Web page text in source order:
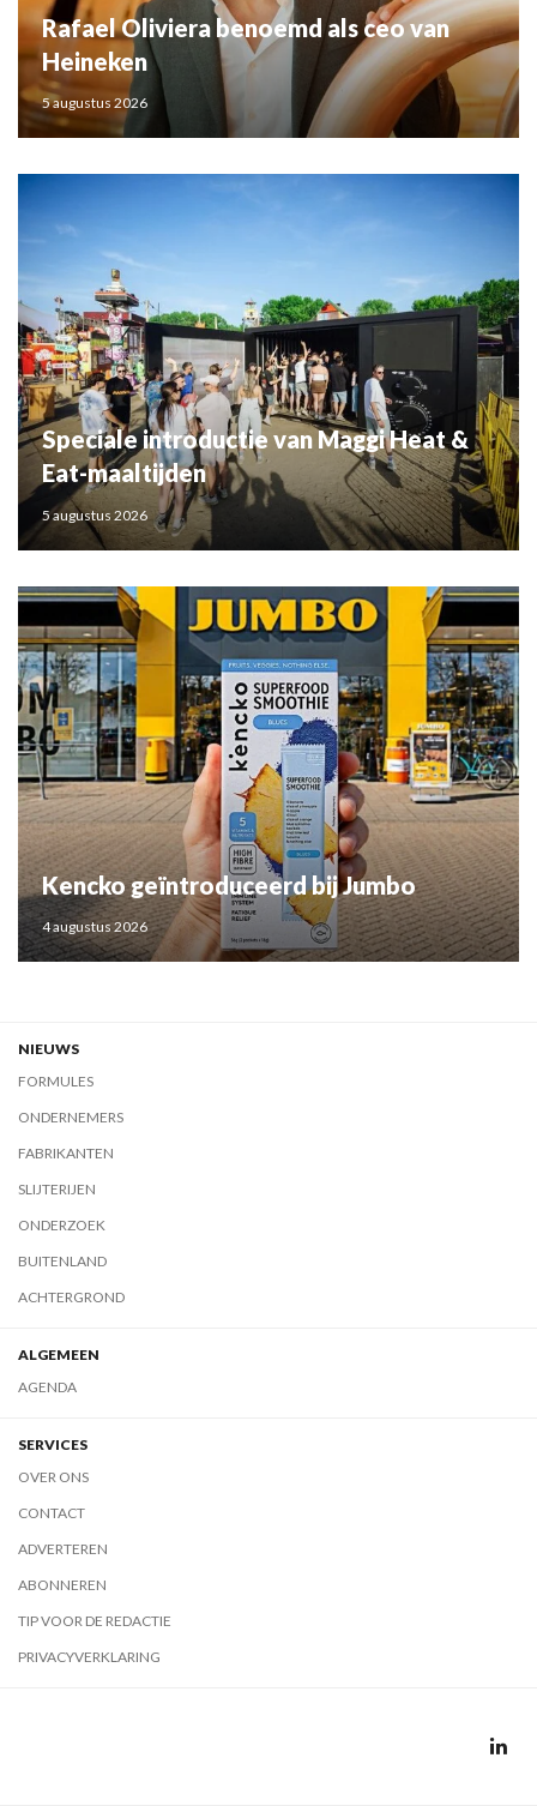
Rafael Oliviera benoemd als ceo van
Heineken
5 augustus 2026
Speciale introductie van Maggi Heat &
Eat-maaltijden
5 augustus 2026
Kencko geïntroduceerd bij Jumbo
4 augustus 2026
NIEUWS
FORMULES
ONDERNEMERS
FABRIKANTEN
SLIJTERIJEN
ONDERZOEK
BUITENLAND
ACHTERGROND
ALGEMEEN
AGENDA
SERVICES
OVER ONS
CONTACT
ADVERTEREN
ABONNEREN
TIP VOOR DE REDACTIE
PRIVACYVERKLARING